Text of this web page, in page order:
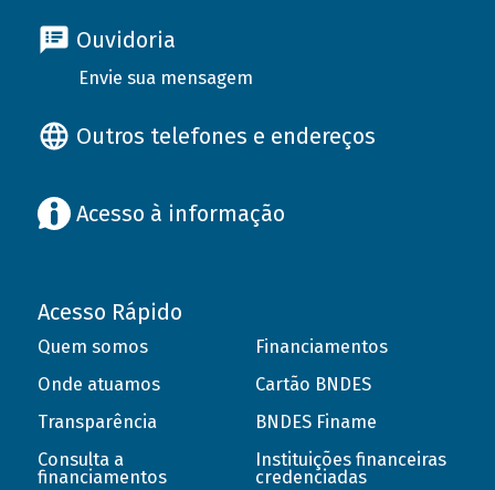
Ouvidoria
Envie sua mensagem
Outros telefones e endereços
Acesso à informação
Acesso Rápido
Quem somos
Onde atuamos
Transparência
Consulta a
financiamentos
Financiamentos
Cartão BNDES
BNDES Finame
Instituições financeiras
credenciadas